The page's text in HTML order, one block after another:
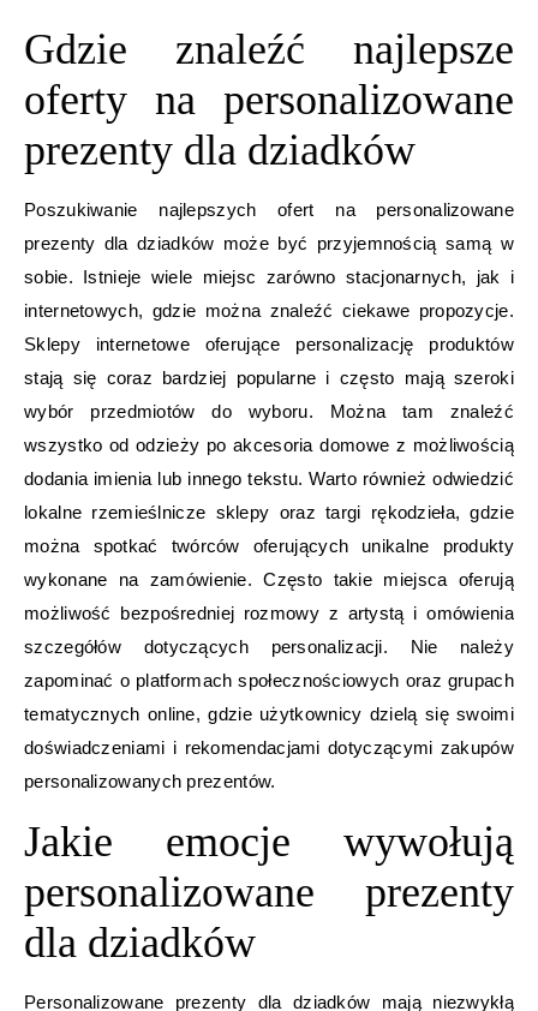
Gdzie znaleźć najlepsze
oferty na personalizowane
prezenty dla dziadków
Poszukiwanie najlepszych ofert na personalizowane
prezenty dla dziadków może być przyjemnością samą w
sobie. Istnieje wiele miejsc zarówno stacjonarnych, jak i
internetowych, gdzie można znaleźć ciekawe propozycje.
Sklepy internetowe oferujące personalizację produktów
stają się coraz bardziej popularne i często mają szeroki
wybór przedmiotów do wyboru. Można tam znaleźć
wszystko od odzieży po akcesoria domowe z możliwością
dodania imienia lub innego tekstu. Warto również odwiedzić
lokalne rzemieślnicze sklepy oraz targi rękodzieła, gdzie
można spotkać twórców oferujących unikalne produkty
wykonane na zamówienie. Często takie miejsca oferują
możliwość bezpośredniej rozmowy z artystą i omówienia
szczegółów dotyczących personalizacji. Nie należy
zapominać o platformach społecznościowych oraz grupach
tematycznych online, gdzie użytkownicy dzielą się swoimi
doświadczeniami i rekomendacjami dotyczącymi zakupów
personalizowanych prezentów.
Jakie emocje wywołują
personalizowane prezenty
dla dziadków
Personalizowane prezenty dla dziadków mają niezwykłą